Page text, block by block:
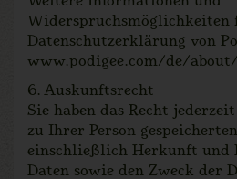
Widerspruchsmöglichkeiten
Datenschutzerklärung von
www.podigee.com/de/
6. Auskunftsrecht
Sie haben das Recht
zu Ihrer Person
einschließlich Herkunft und
Daten sowie den Zweck der